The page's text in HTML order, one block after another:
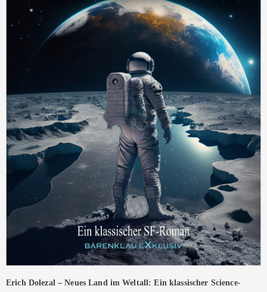
Erich Dolezal – Neues Land im Weltall: Ein klassischer Science-